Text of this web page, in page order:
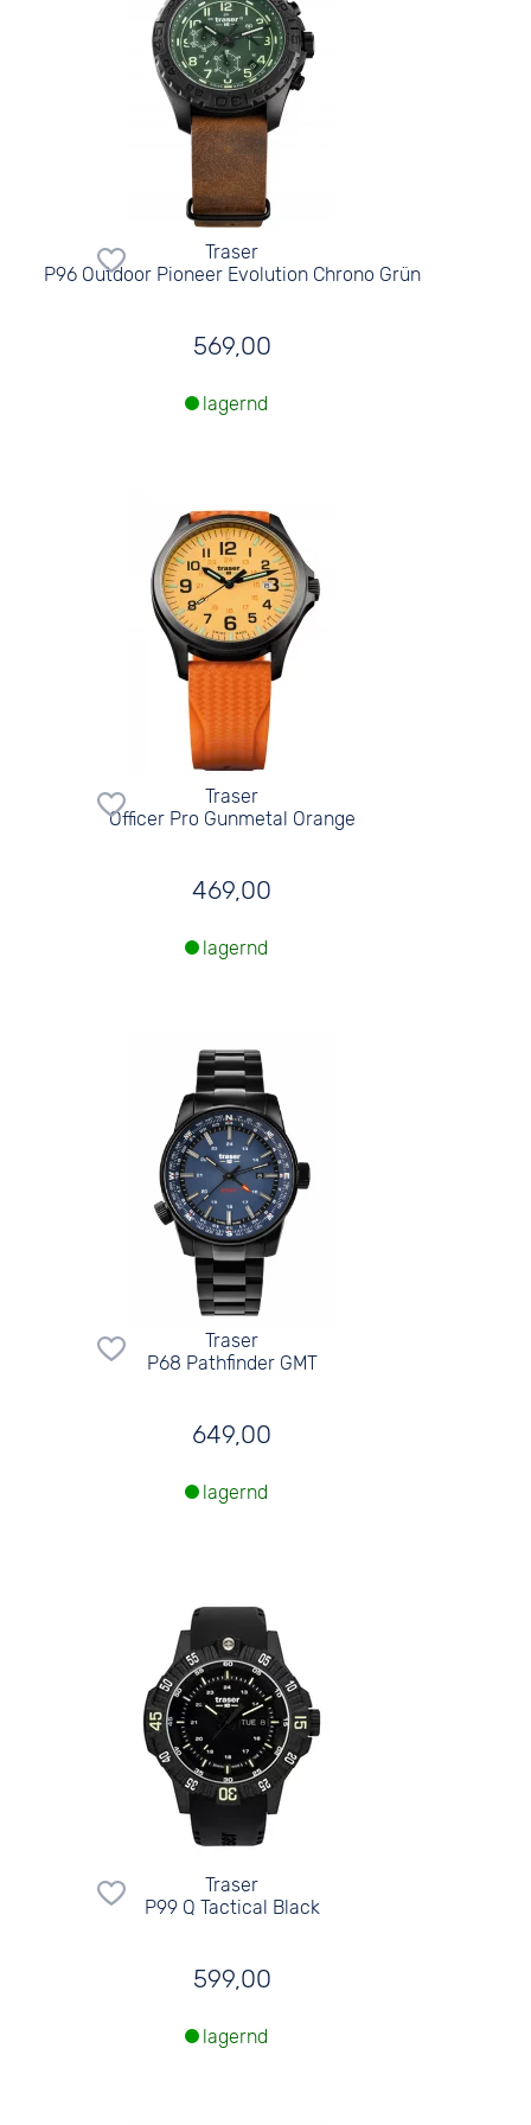
Traser
P96 Outdoor Pioneer Evolution Chrono Grün
569,00
lagernd
Traser
Officer Pro Gunmetal Orange
469,00
lagernd
Traser
P68 Pathfinder GMT
649,00
lagernd
Traser
P99 Q Tactical Black
599,00
lagernd